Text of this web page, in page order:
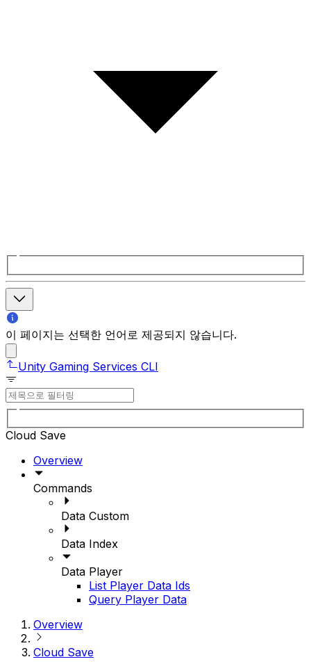
이 페이지는 선택한 언어로 제공되지 않습니다.
Unity Gaming Services CLI
Cloud Save
Overview
Commands
Data Custom
Data Index
Data Player
List Player Data Ids
Query Player Data
Overview
Cloud Save